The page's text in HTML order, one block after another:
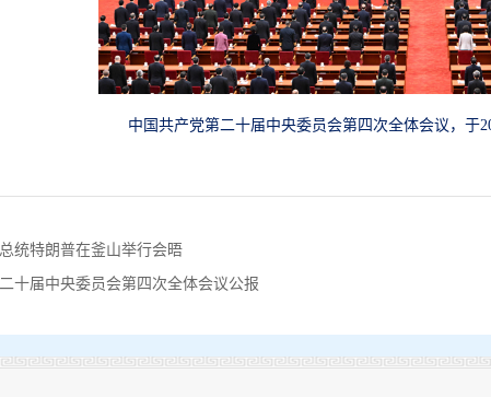
中国共产党第二十届中央委员会第四次全体会议，于
统特朗普在釜山举行会晤
十届中央委员会第四次全体会议公报